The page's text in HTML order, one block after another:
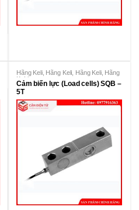
Hãng Keli, Hãng Keli Hãng Keli, Hãng
KeLi
Cảm biến lực (Load cells) SQB –
5T